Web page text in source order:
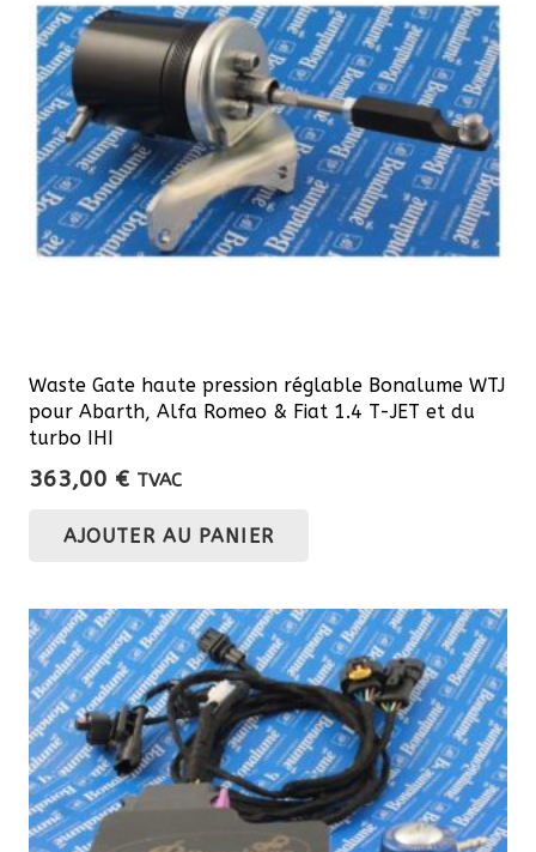
Waste Gate haute pression réglable Bonalume WTJ
pour Abarth, Alfa Romeo & Fiat 1.4 T-JET et du
turbo IHI
363,00 € TVAC
AJOUTER AU PANIER